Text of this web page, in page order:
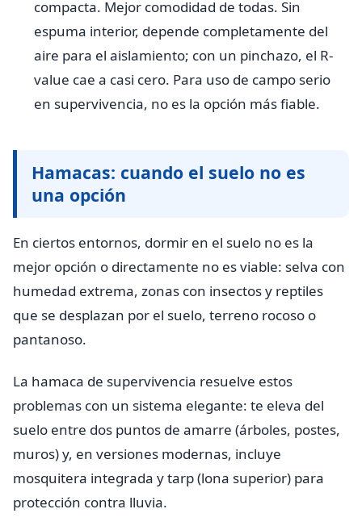
compacta. Mejor comodidad de todas. Sin
espuma interior, depende completamente del
aire para el aislamiento; con un pinchazo, el R-
value cae a casi cero. Para uso de campo serio
en supervivencia, no es la opción más fiable.
Hamacas: cuando el suelo no es
una opción
En ciertos entornos, dormir en el suelo no es la
mejor opción o directamente no es viable: selva con
humedad extrema, zonas con insectos y reptiles
que se desplazan por el suelo, terreno rocoso o
pantanoso.
La hamaca de supervivencia resuelve estos
problemas con un sistema elegante: te eleva del
suelo entre dos puntos de amarre (árboles, postes,
muros) y, en versiones modernas, incluye
mosquitera integrada y tarp (lona superior) para
protección contra lluvia.